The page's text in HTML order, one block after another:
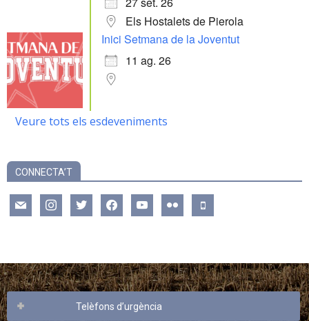
Els Hostalets de Pierola
Inici Setmana de la Joventut
11 ag. 26
Veure tots els esdeveniments
CONNECTA’T
mail instagramtwitter facebookyoutube flickr mobile
Telèfons d’urgència